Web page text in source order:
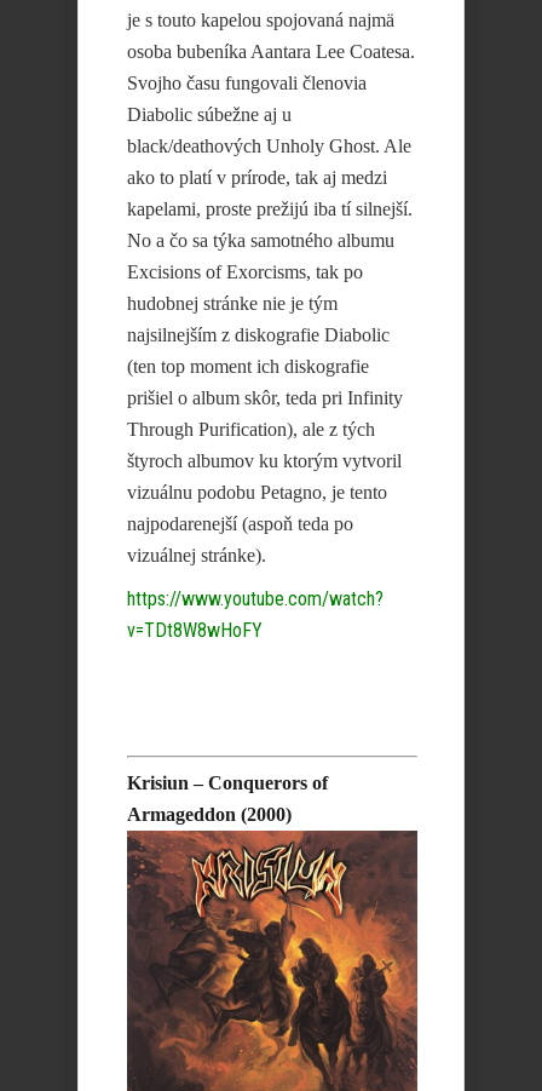
je s touto kapelou spojovaná najmä
osoba bubeníka Aantara Lee Coatesa.
Svojho času fungovali členovia
Diabolic súbežne aj u
black/deathových Unholy Ghost. Ale
ako to platí v prírode, tak aj medzi
kapelami, proste prežijú iba tí silnejší.
No a čo sa týka samotného albumu
Excisions of Exorcisms, tak po
hudobnej stránke nie je tým
najsilnejším z diskografie Diabolic
(ten top moment ich diskografie
prišiel o album skôr, teda pri Infinity
Through Purification), ale z tých
štyroch albumov ku ktorým vytvoril
vizuálnu podobu Petagno, je tento
najpodarenejší (aspoň teda po
vizuálnej stránke).
https://www.youtube.com/watch?
v=TDt8W8wHoFY
Krisiun – Conquerors of
Armageddon (2000)